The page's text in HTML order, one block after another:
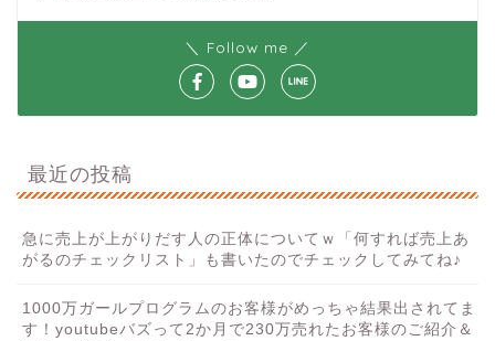
＼ Follow me ／
最近の投稿
急に売上が上がりだす人の正体についてｗ「何すれば売上あ
がるのチェックリスト」も書いたのでチェックしてみてね♪
1000万ガールプログラムのお客様がめっちゃ結果出されてま
す！youtubeバズって2か月で230万売れたお客様のご紹介＆